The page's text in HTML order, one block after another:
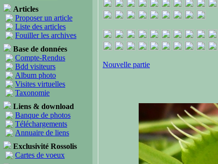
Articles
Proposer un article
Liste des articles
Fouiller les archives
Base de données
Compte-Rendus
Bdd visiteurs
Album photo
Visites virtuelles
Taxonomie
Liens & download
Banque de photos
Téléchargements
Annuaire de liens
Exclusivité Rossolis
Cartes de voeux
Nouvelle partie